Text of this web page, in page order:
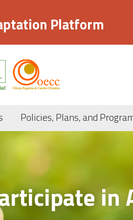
Platform
Policies, Plans, and
in